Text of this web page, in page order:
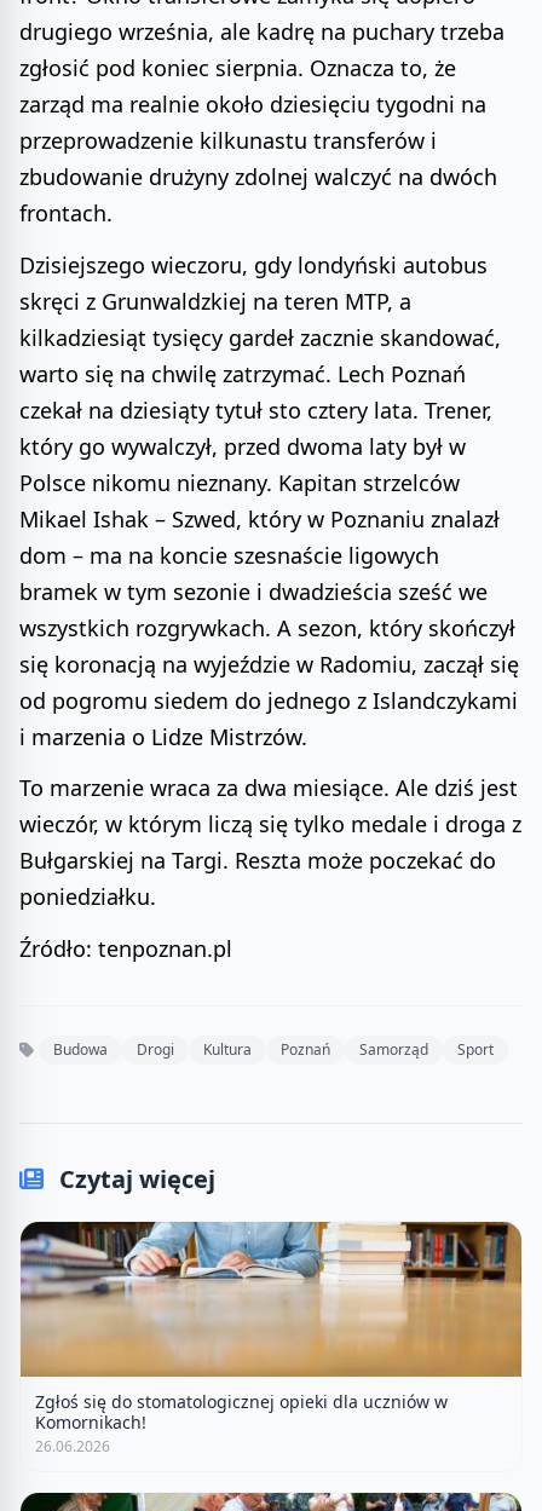
drugiego września, ale kadrę na puchary trzeba
zgłosić pod koniec sierpnia. Oznacza to, że
zarząd ma realnie około dziesięciu tygodni na
przeprowadzenie kilkunastu transferów i
zbudowanie drużyny zdolnej walczyć na dwóch
frontach.
Dzisiejszego wieczoru, gdy londyński autobus
skręci z Grunwaldzkiej na teren MTP, a
kilkadziesiąt tysięcy gardeł zacznie skandować,
warto się na chwilę zatrzymać. Lech Poznań
czekał na dziesiąty tytuł sto cztery lata. Trener,
który go wywalczył, przed dwoma laty był w
Polsce nikomu nieznany. Kapitan strzelców
Mikael Ishak – Szwed, który w Poznaniu znalazł
dom – ma na koncie szesnaście ligowych
bramek w tym sezonie i dwadzieścia sześć we
wszystkich rozgrywkach. A sezon, który skończył
się koronacją na wyjeździe w Radomiu, zaczął się
od pogromu siedem do jednego z Islandczykami
i marzenia o Lidze Mistrzów.
To marzenie wraca za dwa miesiące. Ale dziś jest
wieczór, w którym liczą się tylko medale i droga z
Bułgarskiej na Targi. Reszta może poczekać do
poniedziałku.
Źródło: tenpoznan.pl
Budowa Drogi Kultura Poznań Samorząd Sport
Czytaj więcej
Zgłoś się do stomatologicznej opieki dla uczniów w
Komornikach!
26.06.2026